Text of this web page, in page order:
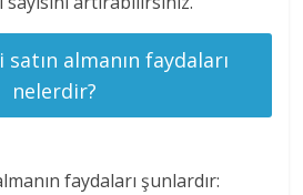
almanın faydaları
nelerdir?
faydaları şunlardır: